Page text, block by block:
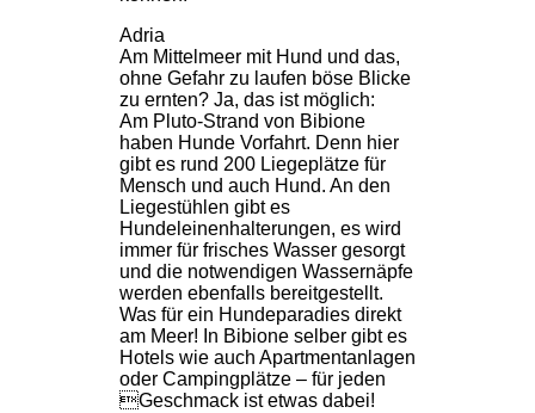
Adria
Am Mittelmeer mit Hund und das,
ohne Gefahr zu laufen böse Blicke
zu ernten? Ja, das ist möglich:
Am Pluto-Strand von Bibione
haben Hunde Vorfahrt. Denn hier
gibt es rund 200 Liegeplätze für
Mensch und auch Hund. An den
Liegestühlen gibt es
Hundeleinenhalterungen, es wird
immer für frisches Wasser gesorgt
und die notwendigen Wassernäpfe
werden ebenfalls bereitgestellt.
Was für ein Hundeparadies direkt
am Meer! In Bibione selber gibt es
Hotels wie auch Apartmentanlagen
oder Campingplätze – für jeden
Geschmack ist etwas dabei!